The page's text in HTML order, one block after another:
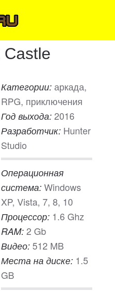
Castle
Категории: аркада,
RPG, приключения
Год выхода: 2016
Разработчик: Hunter
Studio
Операционная
система: Windows
XP, Vista, 7, 8, 10
Процессор: 1.6 Ghz
RAM: 2 Gb
Видео: 512 MB
Места на диске: 1.5
GB